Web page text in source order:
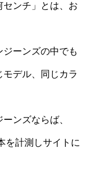
センチ」とは、お
ーンズの中でも
デル、同じカラ
ンズならば、
を計測しサイトに